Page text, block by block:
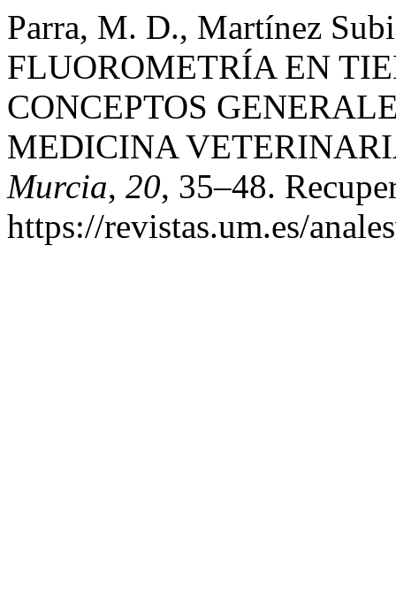
Parra, M. D., Martínez
FLUOROMETRÍA EN
CONCEPTOS
MEDICINA
Murcia, 20, 35–48.
https://revistas.um.es/